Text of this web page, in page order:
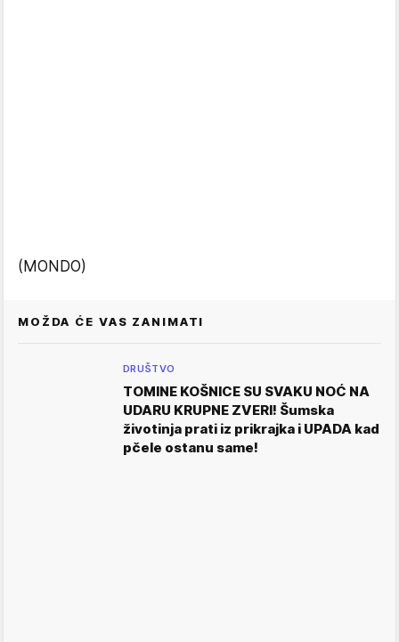
(MONDO)
MOŽDA ĆE VAS ZANIMATI
DRUŠTVO
TOMINE KOŠNICE SU SVAKU NOĆ NA
UDARU KRUPNE ZVERI! Šumska
životinja prati iz prikrajka i UPADA kad
pčele ostanu same!